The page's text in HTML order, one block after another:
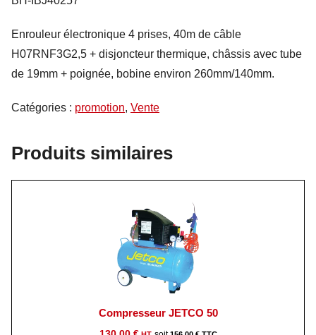
Enrouleur électronique 4 prises, 40m de câble
H07RNF3G2,5 + disjoncteur thermique, châssis avec tube
de 19mm + poignée, bobine environ 260mm/140mm.
Catégories : promotion, Vente
Produits similaires
Compresseur JETCO 50